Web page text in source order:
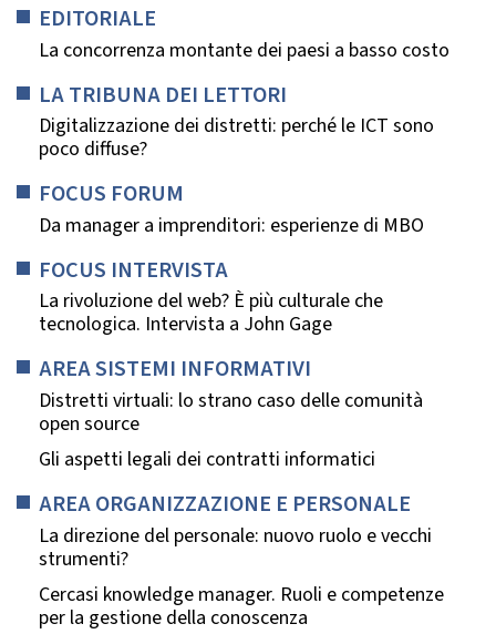
EDITORIALE
La concorrenza montante dei paesi a basso costo
LA TRIBUNA DEI LETTORI
Digitalizzazione dei distretti: perché le ICT sono
poco diffuse?
FOCUS FORUM
Da manager a imprenditori: esperienze di MBO
FOCUS INTERVISTA
La rivoluzione del web? È più culturale che
tecnologica. Intervista a John Gage
AREA SISTEMI INFORMATIVI
Distretti virtuali: lo strano caso delle comunità
open source
Gli aspetti legali dei contratti informatici
AREA ORGANIZZAZIONE E PERSONALE
La direzione del personale: nuovo ruolo e vecchi
strumenti?
Cercasi knowledge manager. Ruoli e competenze
per la gestione della conoscenza